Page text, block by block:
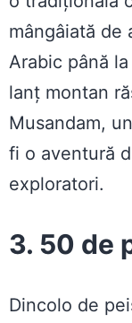
mângâiată de
Arabic până
lanț montan
Musandam,
fi o aventură
exploratori.
3. 50 de
Dincolo de